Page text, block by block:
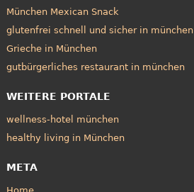
München Mexican Snack
glutenfrei schnell und sicher in münchen
Grieche in München
gutbürgerliches restaurant in münchen
WEITERE PORTALE
wellness-hotel münchen
healthy living in München
META